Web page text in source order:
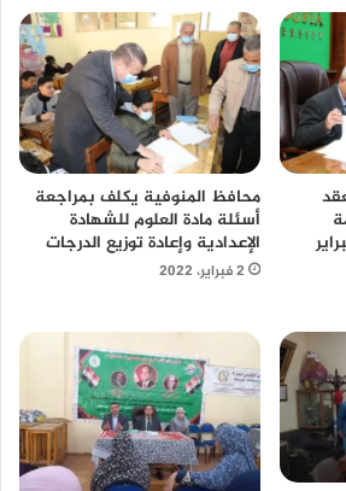
محافظ المنوفية يكلف بمراجعة
أسئلة مادة العلوم للشهادة
الإعدادية وإعادة توزيع الدرجات
2 فبراير، 2022